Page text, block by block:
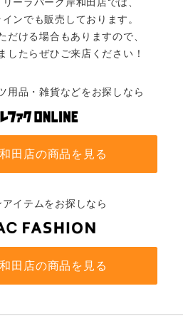
ンでも販売しております。
だける場合もありますので、
したらぜひご来店ください！
用品・雑貨などをお探しなら
田店の商品を見る
イテムをお探しなら
田店の商品を見る